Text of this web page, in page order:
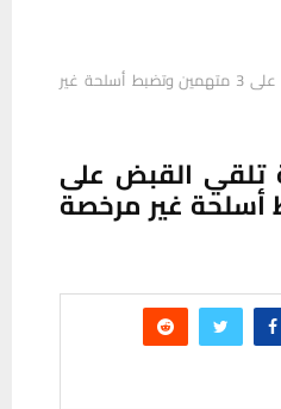
الشرطة الاتحادية تلقي القبض على 3 متهمين وتضبط أسلحة غير
تلقي القبض على
أسلحة غير مرخصة